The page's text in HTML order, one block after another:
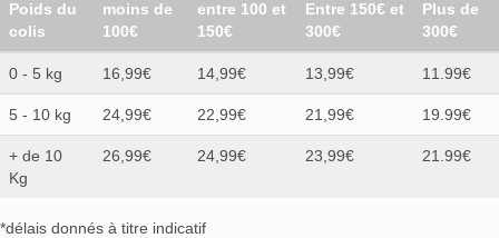
Casa D'Aristi (0) Casa Noble(0) Casali(0)
Casamigos(0) Caselli(0) Cashcane(0)
Casino Azul
Cellini Celtic Honey
(0)
Chabasse
Chalong Bay (0) Chartreuse (0)
Chichibu(0) Chivas Regal(0) Chopin(0)
Choya(0) Christian Drouin (0) Ciemme
(0)
Clément
(0) Clés des Ducs
Poids du
colis
moins de
100€
entre 100 et
150€
Entre 150€ et
300€
Plus de
300€
0 - 5 kg 16,99€ 14,99€ 13,99€ 11.99€
5 - 10 kg 24,99€ 22,99€ 21,99€ 19.99€
+ de 10
Kg
26,99€ 24,99€ 23,99€ 21.99€
*délais donnés à titre indicatif